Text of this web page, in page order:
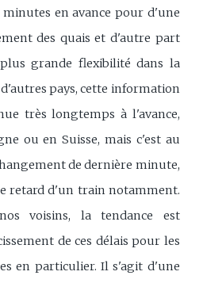
en avance pour d'une
des quais et d'autre part
grande flexibilité dans la
pays, cette information
très longtemps à l'avance,
ou en Suisse, mais c'est au
de dernière minute,
retard d'un train notamment.
voisins, la tendance est
de ces délais pour les
en particulier. Il s'agit d'une